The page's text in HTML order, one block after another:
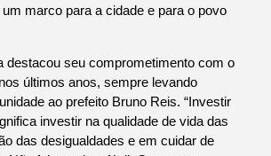
marco para a cidade e para o povo
destacou seu comprometimento com o
últimos anos, sempre levando
ao prefeito Bruno Reis. “Investir
investir na qualidade de vida das
das desigualdades e em cuidar de